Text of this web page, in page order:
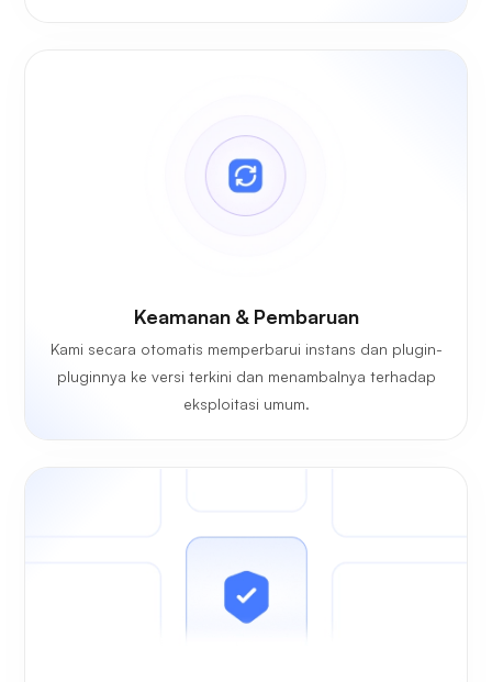
Keamanan & Pembaruan
Kami secara otomatis memperbarui instans dan plugin-
pluginnya ke versi terkini dan menambalnya terhadap
eksploitasi umum.